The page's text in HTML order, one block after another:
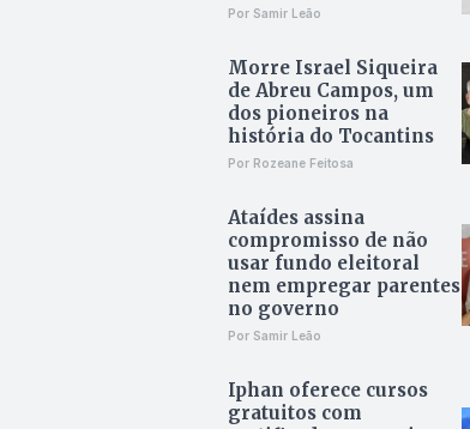
Por Samir Leão
Morre Israel Siqueira
de Abreu Campos, um
dos pioneiros na
história do Tocantins
Por Rozeane Feitosa
Ataídes assina
compromisso de não
usar fundo eleitoral
nem empregar parentes
no governo
Por Samir Leão
Iphan oferece cursos
gratuitos com